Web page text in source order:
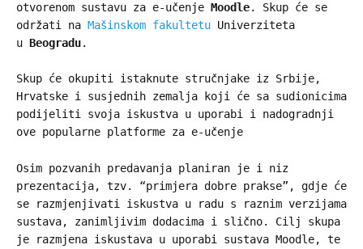
otvorenom sustavu za e-učenje Moodle. Skup će se
održati na Mašinskom fakultetu Univerziteta
u Beogradu.
Skup će okupiti istaknute stručnjake iz Srbije,
Hrvatske i susjednih zemalja koji će sa sudionicima
podijeliti svoja iskustva u uporabi i nadogradnji
ove popularne platforme za e-učenje
Osim pozvanih predavanja planiran je i niz
prezentacija, tzv. “primjera dobre prakse”, gdje će
se razmjenjivati iskustva u radu s raznim verzijama
sustava, zanimljivim dodacima i slično. Cilj skupa
je razmjena iskustava u uporabi sustava Moodle, te